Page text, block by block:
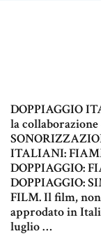
DOPPIAGGIO
la
ITALIANI:
DOPPIAGGIO:
DOPPIAGGIO:
FILM. Il film,
approdato in
luglio …